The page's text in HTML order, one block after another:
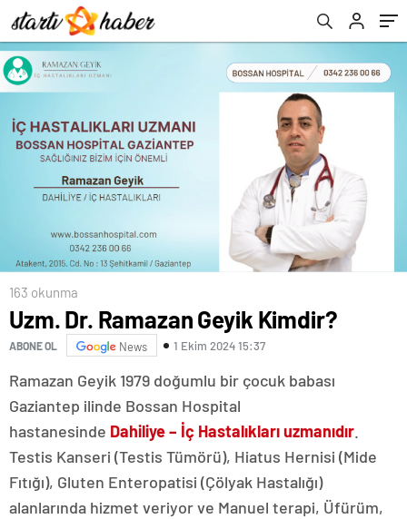
163 okunma
Uzm. Dr. Ramazan Geyik Kimdir?
ABONE OL News 1 Ekim 2024 15:37
Ramazan Geyik 1979 doğumlu bir çocuk babası
Gaziantep ilinde Bossan Hospital
hastanesinde Dahiliye – İç Hastalıkları uzmanıdır
Testis Kanseri (Testis Tümörü), Hiatus Hernisi (Mide
Fıtığı), Gluten Enteropatisi (Çölyak Hastalığı)
alanlarında hizmet veriyor ve Manuel terapi, Üfürüm,